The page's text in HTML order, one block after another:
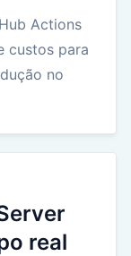
Actions
custos para
no
real